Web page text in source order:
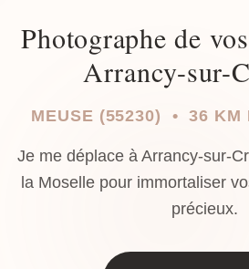
Photographe de
Arrancy-sur-
MEUSE (55230) • 36 KM
Je me déplace à Arrancy-sur-
la Moselle pour immortaliser
précieux.